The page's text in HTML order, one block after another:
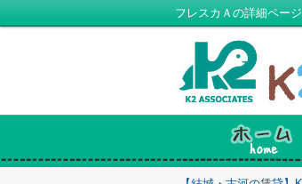
フレスカＡの詳細ペー